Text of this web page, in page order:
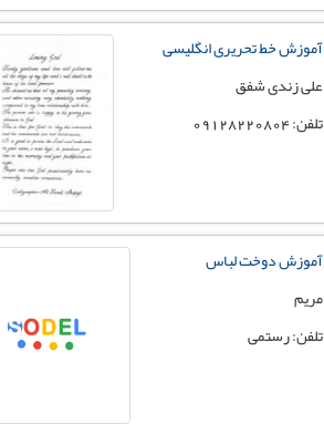
آموزش خط تحریری انگلیسی
علی زندی شفق
تلفن: 09128220804
آموزش دوخت لباس
مریم
تلفن: رستمی